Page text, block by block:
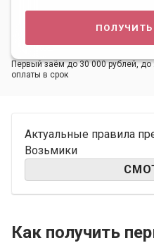
Первый заём до 30 000 рублей,
оплаты в срок
Актуальные правила
Возьмики
Как получить